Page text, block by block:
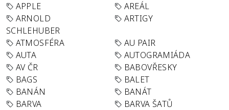
APPLE
AREÁL
ARNOLD
SCHLEHUBER
ARTIGY
ATMOSFÉRA
AU PAIR
AUTA
AUTOGRAMIÁDA
AV ČR
BABOVŘESKY
BAGS
BALET
BANÁN
BANÁT
BARVA
BARVA ŠATŮ